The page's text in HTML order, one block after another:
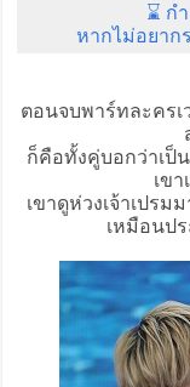
⌛ ก
หากไม่อยาก
ตอนจบพาร์ทละครเ
ก็คือทั้งคู่บอกว่าเป็
เข
เขาดูห่วงเจ้าเปรม
เหมือนป